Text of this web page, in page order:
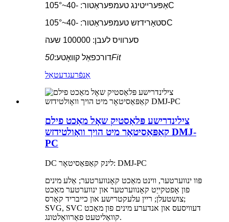
אַפּערייטינג טעמפּעראַטור: -40~105°C
סטאָרידזש טעמפּעראַטור: -40~105°C
סערוויס לעבן: 100000 שעה
דורכפאַל קוואָטע:50Fit
אָנפֿרעגדעטאַל
צילינדרישע פּלאַסטיק שאָל מאַכט פילם
קאַפּאַסיטאָר מיט הויך וואָולטידזש DMJ-
PC
DC לינק קאַפּאַסיטאָר: DMJ-PC
פּוו ינווערטער, ווינט מאַכט קאָנווערטער; אַלע מינים
פון אָפטקייַט קאָנווערטער און ינווערטער מאַכט
צושטעלן; ריין עלעקטרישע און כייבריד קאַרס;
SVG, SVC דעוויסעס און אנדערע מינים פון מאַכט
קוואַליטעט פאַרוואַלטונג.